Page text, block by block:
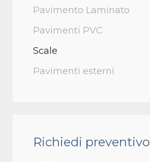
Pavimento Laminato
Pavimenti PVC
Scale
Pavimenti esterni
Richiedi preventivo